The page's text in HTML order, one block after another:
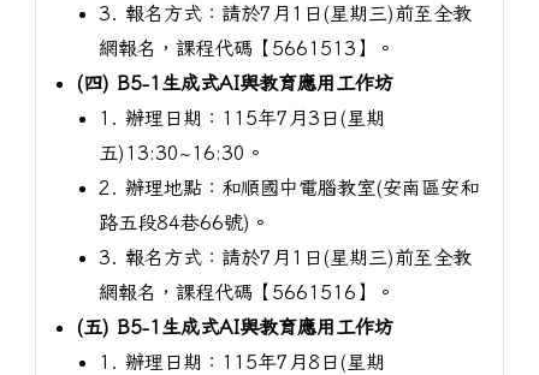
3. 報名方式：請於7月1日(星期三)前至全教
網報名，課程代碼【5661513】。
(四) B5-1生成式AI與教育應用工作坊
1. 辦理日期：115年7月3日(星期
五)13:30~16:30。
2. 辦理地點：和順國中電腦教室(安南區安和
路五段84巷66號)。
3. 報名方式：請於7月1日(星期三)前至全教
網報名，課程代碼【5661516】。
(五) B5-1生成式AI與教育應用工作坊
1. 辦理日期：115年7月8日(星期